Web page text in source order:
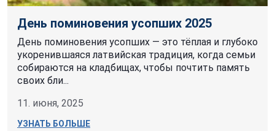
День поминовения усопших 2025
День поминовения усопших — это тёплая и глубоко
укоренившаяся латвийская традиция, когда семьи
собираются на кладбищах, чтобы почтить память
своих бли...
11. июня, 2025
УЗНАТЬ БОЛЬШЕ